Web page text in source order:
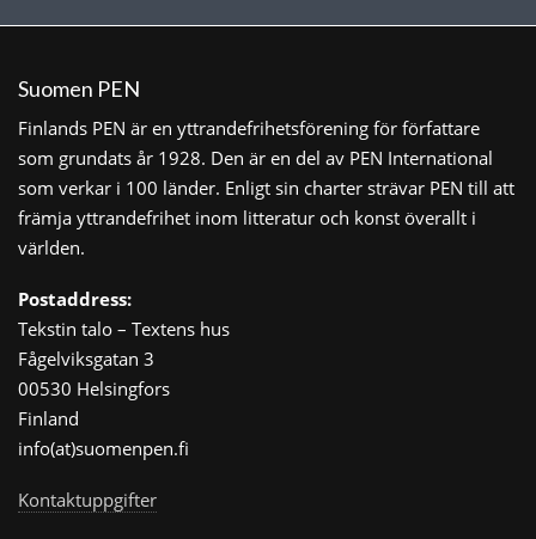
Suomen PEN
Finlands PEN är en yttrandefrihetsförening för författare
som grundats år 1928. Den är en del av PEN International
som verkar i 100 länder. Enligt sin charter strävar PEN till att
främja yttrandefrihet inom litteratur och konst överallt i
världen.
Postaddress:
Tekstin talo – Textens hus
Fågelviksgatan 3
00530 Helsingfors
Finland
info(at)suomenpen.fi
Kontaktuppgifter